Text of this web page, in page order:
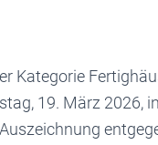
Kategorie
19. März 2026,